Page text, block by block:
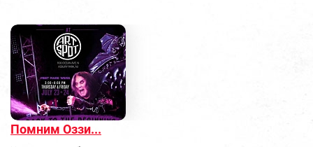
Помним Оззи...